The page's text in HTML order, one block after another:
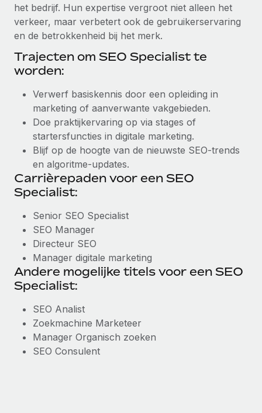
het bedrijf. Hun expertise vergroot niet alleen het
verkeer, maar verbetert ook de gebruikerservaring
en de betrokkenheid bij het merk.
Trajecten om SEO Specialist te
worden:
Verwerf basiskennis door een opleiding in
marketing of aanverwante vakgebieden.
Doe praktijkervaring op via stages of
startersfuncties in digitale marketing.
Blijf op de hoogte van de nieuwste SEO-trends
en algoritme-updates.
Carrièrepaden voor een SEO
Specialist:
Senior SEO Specialist
SEO Manager
Directeur SEO
Manager digitale marketing
Andere mogelijke titels voor een SEO
Specialist:
SEO Analist
Zoekmachine Marketeer
Manager Organisch zoeken
SEO Consulent